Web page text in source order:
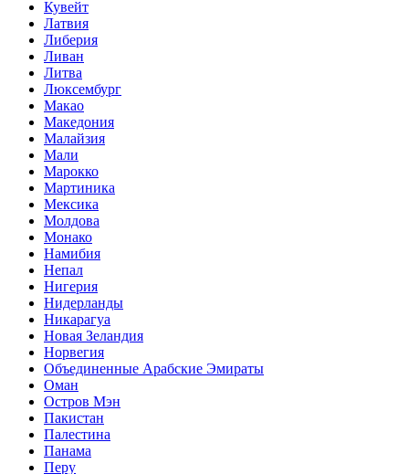
Кувейт
Латвия
Либерия
Ливан
Литва
Люксембург
Макао
Македония
Малайзия
Мали
Марокко
Мартиника
Мексика
Молдова
Монако
Намибия
Непал
Нигерия
Нидерланды
Никарагуа
Новая Зеландия
Норвегия
Объединенные Арабские Эмираты
Оман
Остров Мэн
Пакистан
Палестина
Панама
Перу